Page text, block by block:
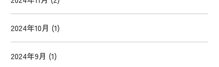
2024年10月 (1)
2024年9月 (1)